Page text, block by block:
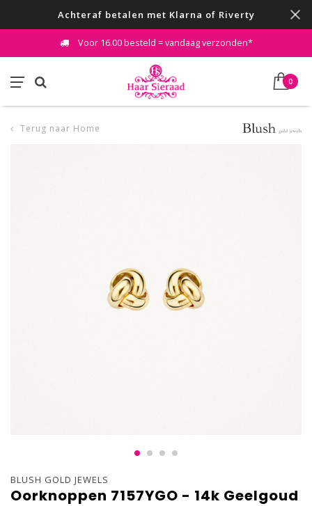
Achteraf betalen met Klarna of Riverty
Voor 16.00 besteld = vandaag verzonden*
0
Terug naar Home
BLUSH GOLD JEWELS
Oorknoppen 7157YGO - 14k Geelgoud